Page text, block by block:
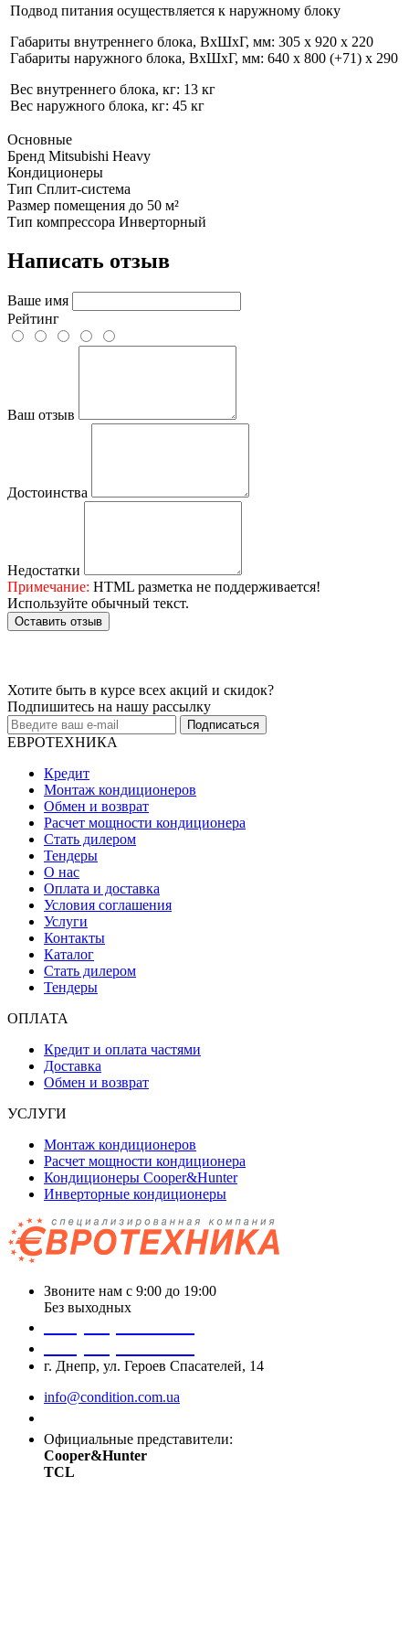
Подвод питания осуществляется к наружному блоку
Габариты внутреннего блока, ВхШхГ, мм: 305 x 920 x 220
Габариты наружного блока, ВхШхГ, мм: 640 x 800 (+71) x 290
Вес внутреннего блока, кг: 13 кг
Вес наружного блока, кг: 45 кг
Основные
Бренд Mitsubishi Heavy
Кондиционеры
Тип Сплит-система
Размер помещения до 50 м²
Тип компрессора Инверторный
Написать отзыв
Ваше имя
Рейтинг
Ваш отзыв
Достоинства
Недостатки
Примечание: HTML разметка не поддерживается!
Используйте обычный текст.
Оставить отзыв
Хотите быть в курсе всех акций и скидок?
Подпишитесь на нашу рассылку
Подписаться
ЕВРОТЕХНИКА
Кредит
Монтаж кондиционеров
Обмен и возврат
Расчет мощности кондиционера
Стать дилером
Тендеры
О нас
Оплата и доставка
Условия соглашения
Услуги
Контакты
Каталог
Стать дилером
Тендеры
ОПЛАТА
Кредит и оплата частями
Доставка
Обмен и возврат
УСЛУГИ
Монтаж кондиционеров
Расчет мощности кондиционера
Кондиционеры Cooper&Hunter
Инверторные кондиционеры
Звоните нам с 9:00 до 19:00
Без выходных
г. Днепр, ул. Героев Спасателей, 14
info@condition.com.ua
Официальные представители:
Cooper&Hunter
TCL